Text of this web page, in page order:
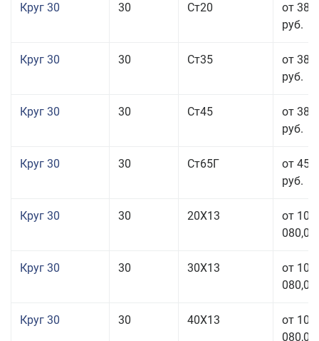
Круг 30 30 Ст20
от 38
руб.
Круг 30 30 Ст35
от 38
руб.
Круг 30 30 Ст45
от 38
руб.
Круг 30 30 Ст65Г
от 45
руб.
Круг 30 30 20Х13
от 101
080,00
Круг 30 30 30Х13
от 101
080,00
Круг 30 30 40Х13
от 101
080,00